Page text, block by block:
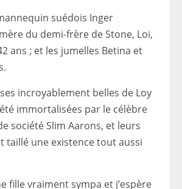
suédois Inger
du demi-frère de Stone, Loi,
ans ; et les jumelles Betina et
incroyablement belles de Loy
immortalisées par le célèbre
société Slim Aarons, et leurs
taillé une existence tout aussi
fille vraiment sympa et j’espère